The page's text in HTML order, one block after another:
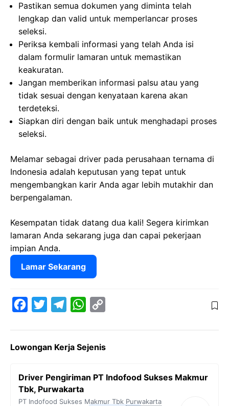
Pastikan semua dokumen yang diminta telah
lengkap dan valid untuk memperlancar proses
seleksi.
Periksa kembali informasi yang telah Anda isi
dalam formulir lamaran untuk memastikan
keakuratan.
Jangan memberikan informasi palsu atau yang
tidak sesuai dengan kenyataan karena akan
terdeteksi.
Siapkan diri dengan baik untuk menghadapi proses
seleksi.
Melamar sebagai driver pada perusahaan ternama di
Indonesia adalah keputusan yang tepat untuk
mengembangkan karir Anda agar lebih mutakhir dan
berpengalaman.
Kesempatan tidak datang dua kali! Segera kirimkan
lamaran Anda sekarang juga dan capai pekerjaan
impian Anda.
Lamar Sekarang
e
o
o
t
e
e
r
a
W
t
A
p
y
i
Lowongan Kerja Sejenis
Driver Pengiriman PT Indofood Sukses Makmur
Tbk, Purwakarta
PT Indofood Sukses Makmur Tbk Purwakarta